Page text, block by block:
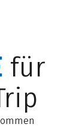
für